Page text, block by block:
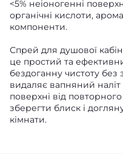
<5% неіоногенні
органічні кислоти,
компоненти.
Спрей для душової
це простий та
бездоганну чистоту без
видаляє вапняний наліт
поверхні від
зберегти блиск і
кімнати.